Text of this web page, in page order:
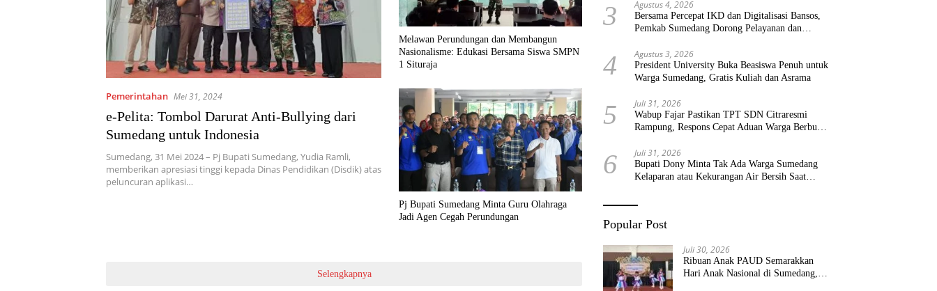
Pemerintahan Mei 31, 2024
e-Pelita: Tombol Darurat Anti-Bullying dari
Sumedang untuk Indonesia
Sumedang, 31 Mei 2024 – Pj Bupati Sumedang, Yudia Ramli,
memberikan apresiasi tinggi kepada Dinas Pendidikan (Disdik) atas
peluncuran aplikasi…
Melawan Perundungan dan Membangun
Nasionalisme: Edukasi Bersama Siswa SMPN
1 Situraja
Pj Bupati Sumedang Minta Guru Olahraga
Jadi Agen Cegah Perundungan
Selengkapnya
3 Agustus 4, 2026
Bersama Percepat IKD dan Digitalisasi Bansos,
Pemkab Sumedang Dorong Pelayanan dan
4 Agustus 3, 2026
President University Buka Beasiswa Penuh untuk
Warga Sumedang, Gratis Kuliah dan Asrama
5 Juli 31, 2026
Wabup Fajar Pastikan TPT SDN Citraresmi
Rampung, Respons Cepat Aduan Warga Berbuah
6 Juli 31, 2026
Bupati Dony Minta Tak Ada Warga Sumedang
Kelaparan atau Kekurangan Air Bersih Saat
Popular Post
Juli 30, 2026
Ribuan Anak PAUD Semarakkan
Hari Anak Nasional di Sumedang,